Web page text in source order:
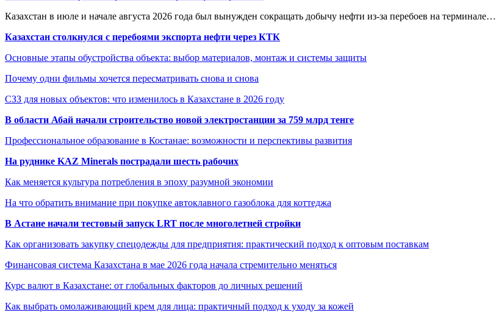
Казахстан в июле и начале августа 2026 года был вынужден сокращать добычу нефти из-за перебоев на терминале…
Казахстан столкнулся с перебоями экспорта нефти через КТК
Основные этапы обустройства объекта: выбор материалов, монтаж и системы защиты
Почему одни фильмы хочется пересматривать снова и снова
СЗЗ для новых объектов: что изменилось в Казахстане в 2026 году
В области Абай начали строительство новой электростанции за 759 млрд тенге
Профессиональное образование в Костанае: возможности и перспективы развития
На руднике KAZ Minerals пострадали шесть рабочих
Как меняется культура потребления в эпоху разумной экономии
На что обратить внимание при покупке автоклавного газоблока для коттеджа
В Астане начали тестовый запуск LRT после многолетней стройки
Как организовать закупку спецодежды для предприятия: практический подход к оптовым поставкам
Финансовая система Казахстана в мае 2026 года начала стремительно меняться
Курс валют в Казахстане: от глобальных факторов до личных решений
Как выбрать омолаживающий крем для лица: практичный подход к уходу за кожей